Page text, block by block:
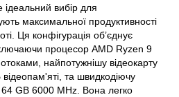
ідеальний вибір для
максимальної продуктивності
Ця конфігурація об’єднує
процесор AMD Ryzen 9
найпотужнішу відеокарту
та швидкодіючу
GB 6000 MHz. Вона легко